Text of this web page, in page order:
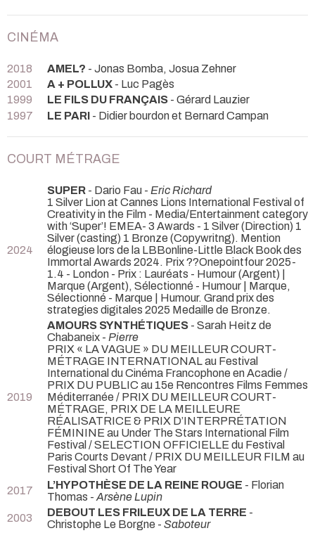
CINÉMA
2018 AMEL? - Jonas Bomba, Josua Zehner
2001
A + POLLUX - Luc Pagès
1999
LE FILS DU FRANÇAIS - Gérard Lauzier
1997
LE PARI - Didier bourdon et Bernard Campan
COURT MÉTRAGE
2024
SUPER - Dario Fau - Eric Richard
1 Silver Lion at Cannes Lions International Festival of
Creativity in the Film - Media/Entertainment category
with ‘Super’! EMEA- 3 Awards - 1 Silver (Direction) 1
Silver (casting) 1 Bronze (Copywritng). Mention
élogieuse lors de la LBBonline-Little Black Book des
Immortal Awards 2024. Prix ??Onepointfour 2025-
1.4 - London - Prix : Lauréats - Humour (Argent) |
Marque (Argent), Sélectionné - Humour | Marque,
Sélectionné - Marque | Humour. Grand prix des
strategies digitales 2025 Medaille de Bronze.
2019
AMOURS SYNTHÉTIQUES - Sarah Heitz de
Chabaneix - Pierre
PRIX « LA VAGUE » DU MEILLEUR COURT-
MÉTRAGE INTERNATIONAL au Festival
International du Cinéma Francophone en Acadie /
PRIX DU PUBLIC au 15e Rencontres Films Femmes
Méditerranée / PRIX DU MEILLEUR COURT-
MÉTRAGE, PRIX DE LA MEILLEURE
RÉALISATRICE & PRIX D’INTERPRÉTATION
FÉMININE au Under The Stars International Film
Festival / SELECTION OFFICIELLE du Festival
Paris Courts Devant / PRIX DU MEILLEUR FILM au
Festival Short Of The Year
2017
L’HYPOTHÈSE DE LA REINE ROUGE - Florian
Thomas - Arsène Lupin
2003
DEBOUT LES FRILEUX DE LA TERRE -
Christophe Le Borgne - Saboteur